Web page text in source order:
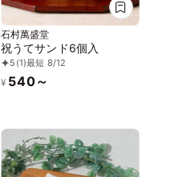
石村萬盛堂
祝うてサンド6個入
5 (1)最短 8/12
¥ 540～